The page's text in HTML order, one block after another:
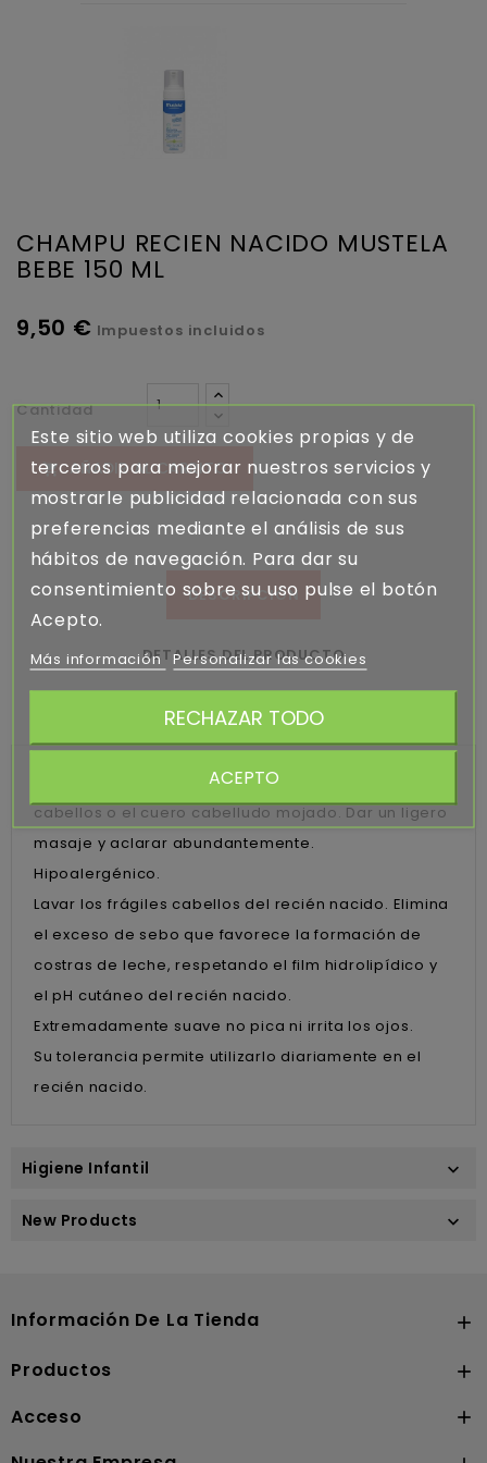
CHAMPU RECIEN NACIDO MUSTELA
BEBE 150 ML
9,50 € Impuestos incluidos
Cantidad
 AÑADIR AL CARRITO
DESCRIPCIÓN
DETALLES DEL PRODUCTO
RATING
Aplicar una pequeña cantidad de champú sobre los
cabellos o el cuero cabelludo mojado. Dar un ligero
masaje y aclarar abundantemente.
Hipoalergénico.
Lavar los frágiles cabellos del recién nacido. Elimina
el exceso de sebo que favorece la formación de
costras de leche, respetando el film hidrolipídico y
el pH cutáneo del recién nacido.
Extremadamente suave no pica ni irrita los ojos.
Su tolerancia permite utilizarlo diariamente en el
recién nacido.
Higiene Infantil 
New Products 
Información De La Tienda 
Productos 
Acceso 
Este sitio web utiliza cookies propias y de
terceros para mejorar nuestros servicios y
mostrarle publicidad relacionada con sus
preferencias mediante el análisis de sus
hábitos de navegación. Para dar su
consentimiento sobre su uso pulse el botón
Acepto.
Más información Personalizar las cookies
RECHAZAR TODO
ACEPTO